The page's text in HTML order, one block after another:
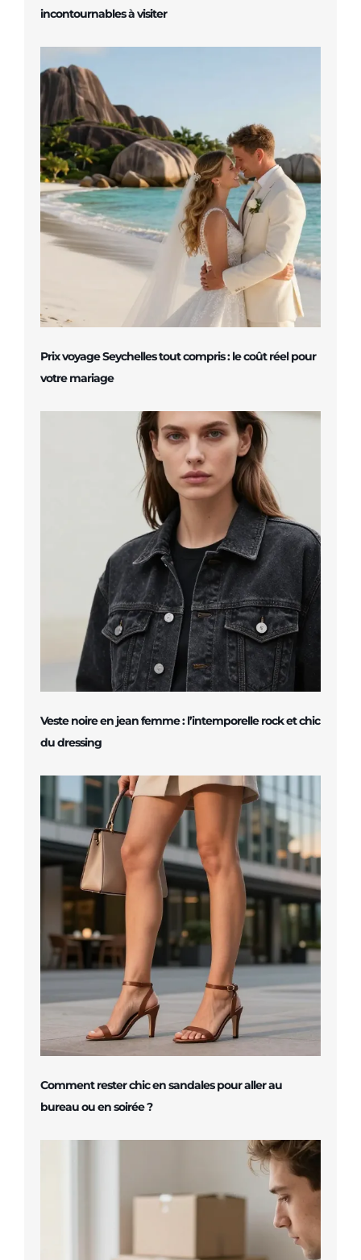
incontournables à visiter
Prix voyage Seychelles tout compris : le coût réel pour
votre mariage
Veste noire en jean femme : l’intemporelle rock et chic
du dressing
Comment rester chic en sandales pour aller au
bureau ou en soirée ?